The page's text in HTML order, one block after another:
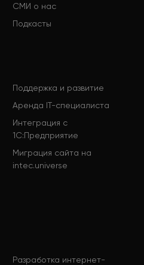
СМИ о нас
Подкасты
Поддержка и развитие
Аренда IT-специалиста
Интеграция с
1С:Предприятие
Миграция сайта на
intec.universe
Разработка интернет-